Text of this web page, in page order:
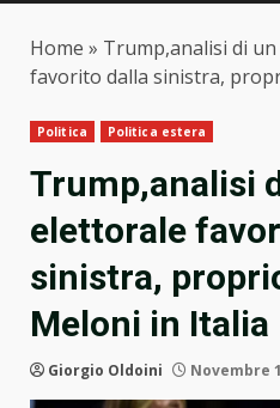
Home » Trump,analisi di
favorito dalla sinistra,
Politica Politica estera
Trump,analisi
elettorale
sinistra,
Meloni in Italia
Giorgio Oldoini Novembre